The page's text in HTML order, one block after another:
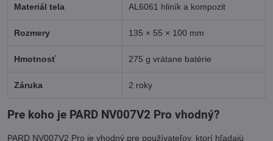
Materiál tela AL6061 hliník a kompozit
Rozmery 135 × 55 × 100 mm
Hmotnosť 275 g vrátane batérie
Záruka 2 roky
Pre koho je PARD NV007V2 Pro vhodný?
PARD NV007V2 Pro je vhodný pre používateľov, ktorí hľadajú